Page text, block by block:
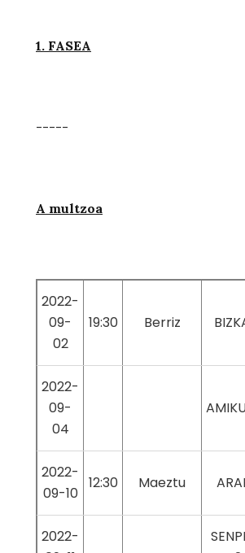
1. FASEA
-----
A multzoa
2022-
09-
02
19:30 Berriz
2022-
09-
04
2022-
09-10
12:30 Maeztu
2022-